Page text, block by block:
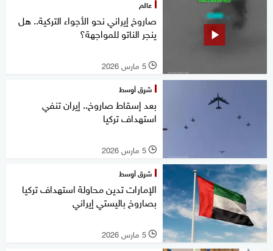
عالم
صاروخ إيراني نحو الأجواء التركية.. هل
ينجر الناتو للمواجهة؟
l 5 مارس 2026
شرق أوسط
بعد إسقاط صاروخ.. إيران تنفي
استهداف تركيا
l 5 مارس 2026
شرق أوسط
الإمارات تدين محاولة استهداف تركيا
بصاروخ باليستي ‎إيراني
l 5 مارس 2026